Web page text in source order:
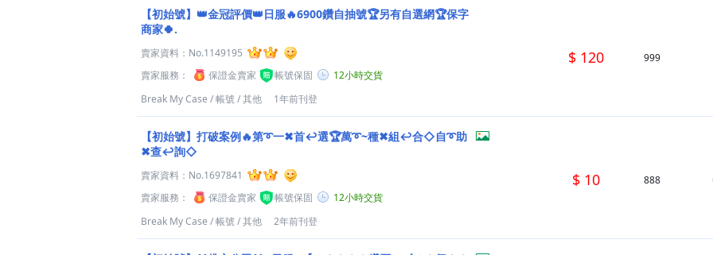
【初始號】👑金冠評價👑日服🔥6900鑽自抽號🏆另有自選網🏆保字
商家🍀.
賣家資料： No.1149195
賣家服務：
保證金賣家 帳號保固
12小時交貨
Break My Case /帳號/其他 1年前刊登
$ 120 999
【初始號】打破案例🔥第➰一✖首↩選🏆萬➰~種✖組↩合◇自➰助
✖查↩詢◇
賣家資料： No.1697841
賣家服務：
保證金賣家 帳號保固
12小時交貨
Break My Case /帳號/其他 2年前刊登
$ 10 888